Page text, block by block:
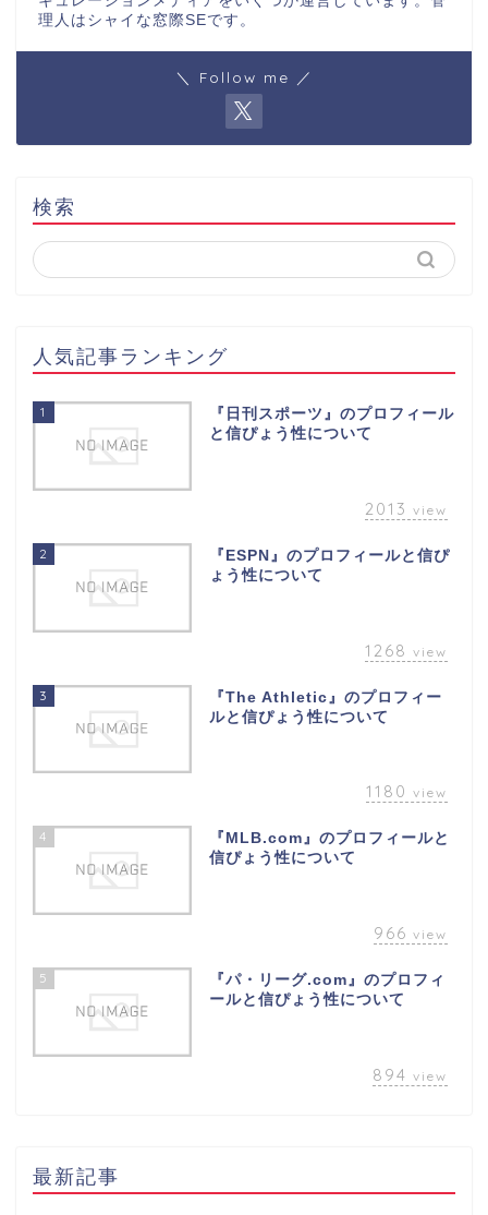
理人はシャイな窓際SEです。
＼ Follow me ／
検索
人気記事ランキング
1
『日刊スポーツ』のプロフィール
と信ぴょう性について
2013 view
2
『ESPN』のプロフィールと信ぴ
ょう性について
1268 view
3
『The Athletic』のプロフィー
ルと信ぴょう性について
1180 view
4
『MLB.com』のプロフィールと
信ぴょう性について
966 view
5
『パ・リーグ.com』のプロフィ
ールと信ぴょう性について
894 view
最新記事